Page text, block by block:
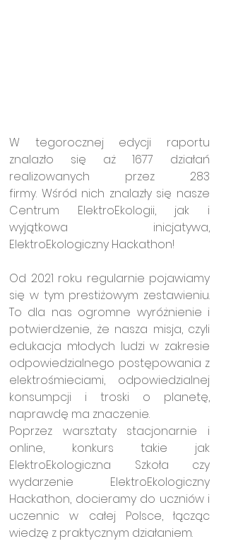
W tegorocznej edycji raportu
znalazło się aż 1677 działań
realizowanych przez 283
firmy. Wśród nich znalazły się nasze
Centrum ElektroEkologii, jak i
wyjątkowa inicjatywa,
ElektroEkologiczny Hackathon!
Od 2021 roku regularnie pojawiamy
się w tym prestiżowym zestawieniu.
To dla nas ogromne wyróżnienie i
potwierdzenie, że nasza misja, czyli
edukacja młodych ludzi w zakresie
odpowiedzialnego postępowania z
elektrośmieciami, odpowiedzialnej
konsumpcji i troski o planetę,
naprawdę ma znaczenie.
Poprzez warsztaty stacjonarnie i
online, konkurs takie jak
ElektroEkologiczna Szkoła czy
wydarzenie ElektroEkologiczny
Hackathon, docieramy do uczniów i
uczennic w całej Polsce, łącząc
wiedzę z praktycznym działaniem.